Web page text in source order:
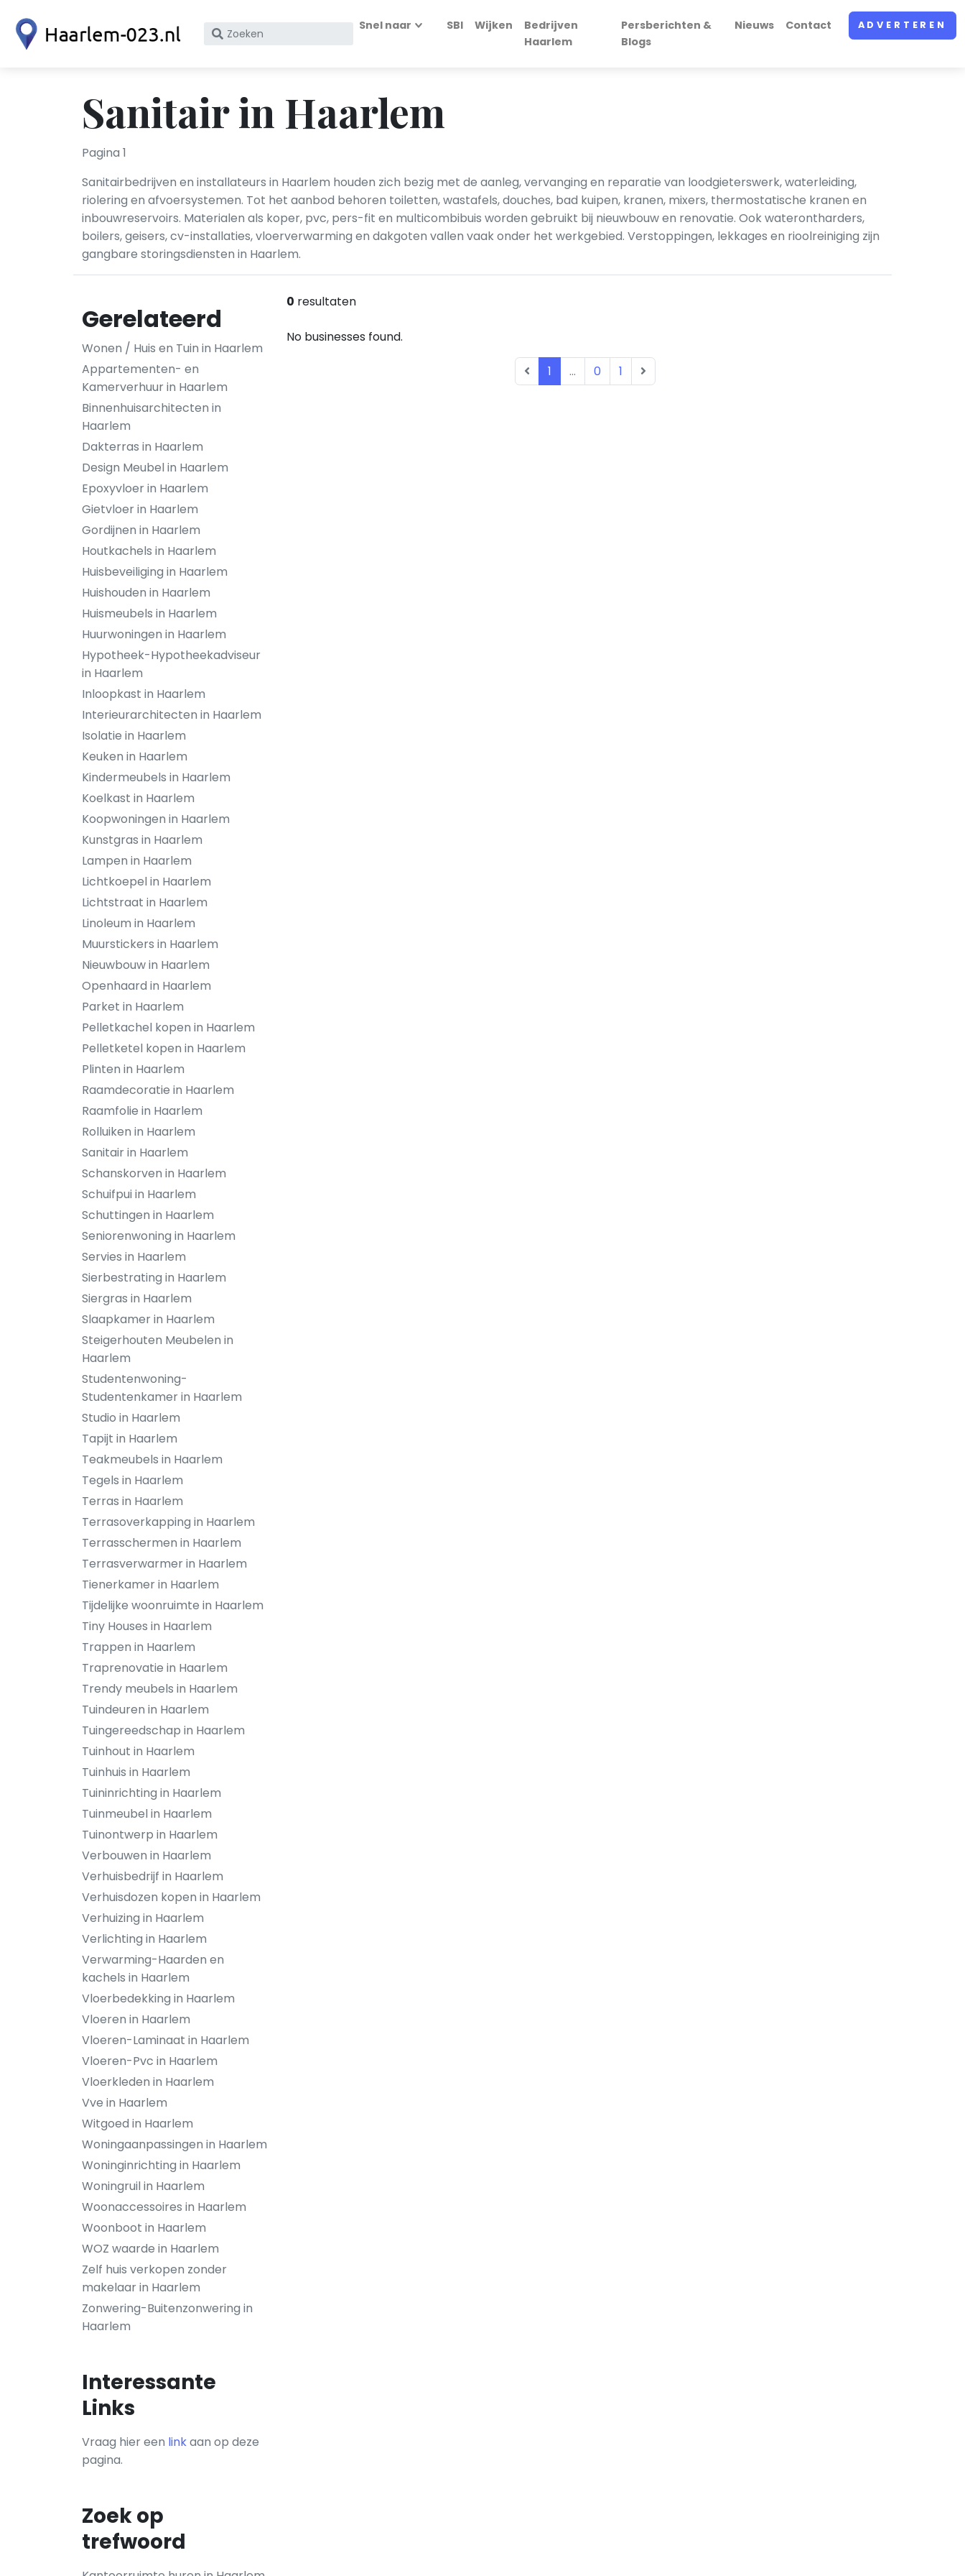
Zoek
KvK
nummer
Snel naar SBI Wijken
Bedrijven
Haarlem
Persberichten &
Blogs
Nieuws Contact ADVERTEREN
Sanitair in Haarlem
Pagina 1
Sanitairbedrijven en installateurs in Haarlem houden zich bezig met de aanleg, vervanging en reparatie van loodgieterswerk, waterleiding,
riolering en afvoersystemen. Tot het aanbod behoren toiletten, wastafels, douches, bad kuipen, kranen, mixers, thermostatische kranen en
inbouwreservoirs. Materialen als koper, pvc, pers-fit en multicombibuis worden gebruikt bij nieuwbouw en renovatie. Ook waterontharders,
boilers, geisers, cv-installaties, vloerverwarming en dakgoten vallen vaak onder het werkgebied. Verstoppingen, lekkages en rioolreiniging zijn
gangbare storingsdiensten in Haarlem.
Gerelateerd
Wonen / Huis en Tuin in Haarlem
Appartementen- en
Kamerverhuur in Haarlem
Binnenhuisarchitecten in
Haarlem
Dakterras in Haarlem
Design Meubel in Haarlem
Epoxyvloer in Haarlem
Gietvloer in Haarlem
Gordijnen in Haarlem
Houtkachels in Haarlem
Huisbeveiliging in Haarlem
Huishouden in Haarlem
Huismeubels in Haarlem
Huurwoningen in Haarlem
Hypotheek-Hypotheekadviseur
in Haarlem
Inloopkast in Haarlem
Interieurarchitecten in Haarlem
Isolatie in Haarlem
Keuken in Haarlem
Kindermeubels in Haarlem
Koelkast in Haarlem
Koopwoningen in Haarlem
Kunstgras in Haarlem
Lampen in Haarlem
Lichtkoepel in Haarlem
Lichtstraat in Haarlem
Linoleum in Haarlem
Muurstickers in Haarlem
Nieuwbouw in Haarlem
Openhaard in Haarlem
Parket in Haarlem
Pelletkachel kopen in Haarlem
Pelletketel kopen in Haarlem
Plinten in Haarlem
Raamdecoratie in Haarlem
Raamfolie in Haarlem
Rolluiken in Haarlem
Sanitair in Haarlem
Schanskorven in Haarlem
Schuifpui in Haarlem
Schuttingen in Haarlem
Seniorenwoning in Haarlem
Servies in Haarlem
Sierbestrating in Haarlem
Siergras in Haarlem
Slaapkamer in Haarlem
Steigerhouten Meubelen in
Haarlem
Studentenwoning-
Studentenkamer in Haarlem
Studio in Haarlem
Tapijt in Haarlem
Teakmeubels in Haarlem
Tegels in Haarlem
Terras in Haarlem
Terrasoverkapping in Haarlem
Terrasschermen in Haarlem
Terrasverwarmer in Haarlem
Tienerkamer in Haarlem
Tijdelijke woonruimte in Haarlem
Tiny Houses in Haarlem
Trappen in Haarlem
Traprenovatie in Haarlem
Trendy meubels in Haarlem
Tuindeuren in Haarlem
Tuingereedschap in Haarlem
Tuinhout in Haarlem
Tuinhuis in Haarlem
Tuininrichting in Haarlem
Tuinmeubel in Haarlem
Tuinontwerp in Haarlem
Verbouwen in Haarlem
Verhuisbedrijf in Haarlem
Verhuisdozen kopen in Haarlem
Verhuizing in Haarlem
Verlichting in Haarlem
Verwarming-Haarden en
kachels in Haarlem
Vloerbedekking in Haarlem
Vloeren in Haarlem
Vloeren-Laminaat in Haarlem
Vloeren-Pvc in Haarlem
Vloerkleden in Haarlem
Vve in Haarlem
Witgoed in Haarlem
Woningaanpassingen in Haarlem
Woninginrichting in Haarlem
Woningruil in Haarlem
Woonaccessoires in Haarlem
Woonboot in Haarlem
WOZ waarde in Haarlem
Zelf huis verkopen zonder
makelaar in Haarlem
Zonwering-Buitenzonwering in
Haarlem
Interessante
Links
Vraag hier een linkaan op deze
pagina.
Zoek op
trefwoord
0 resultaten
No businesses found.
1 ... 0 1